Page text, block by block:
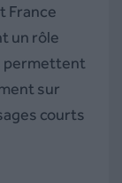
France
un rôle
permettent
sur
courts